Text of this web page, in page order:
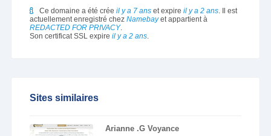
Ce domaine a été crée il y a 7 anset expire il y a 2 ans. Il est
actuellement enregistré chez Namebayet appartient à
REDACTED FOR PRIVACY.
Son certificat SSL expire il y a 2 ans.
Sites similaires
Arianne .G Voyance